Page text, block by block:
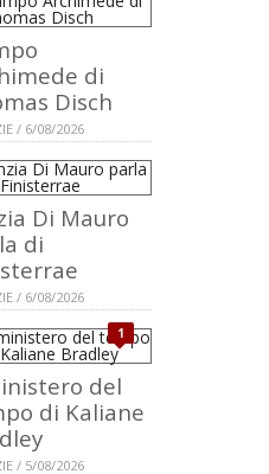
di
Disch
/ 6/08/2026
Di Mauro
di
/ 6/08/2026
1
del
di Kaliane
/ 5/08/2026